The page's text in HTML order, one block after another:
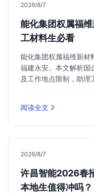
2026/8/7
能化集团权属福
工材料生必看
能化集团权属福维新
福建永安。本文解析国
及工作地点限制，助理
阅读全文
2026/8/7
许昌智能2026春
本地生值得冲吗？